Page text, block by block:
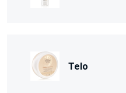
Telo